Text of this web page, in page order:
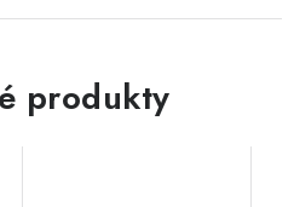
produkty